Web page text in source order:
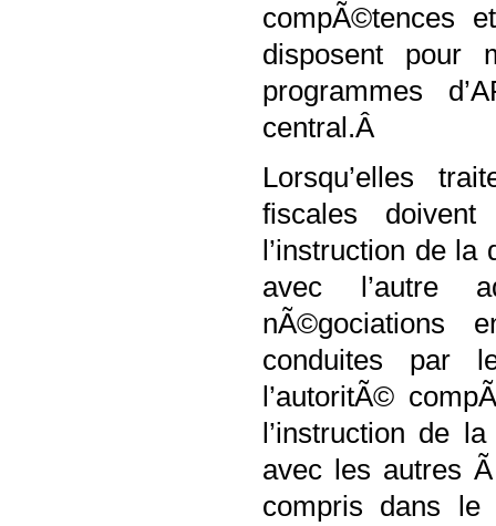
compÃ©tences
disposent pour
programmes
central.Â
Lorsqu’elles
fiscales
l’instruction de
avec l’autre
nÃ©gociations
conduites par
l’autoritÃ©
l’instruction de
avec les autres
compris dans le